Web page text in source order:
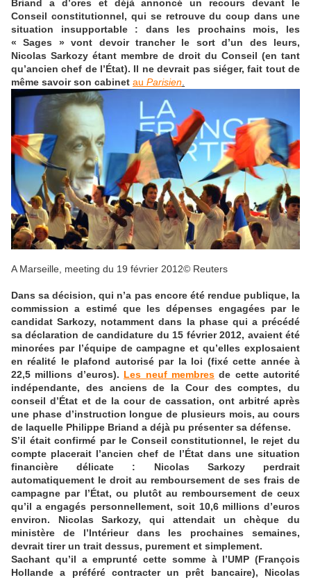
Briand a d’ores et déjà annoncé un recours devant le
Conseil constitutionnel, qui se retrouve du coup dans une
situation insupportable : dans les prochains mois, les
« Sages » vont devoir trancher le sort d’un des leurs,
Nicolas Sarkozy étant membre de droit du Conseil (en tant
qu’ancien chef de l’État). Il ne devrait pas siéger, fait tout de
même savoir son cabinet au Parisien
A Marseille, meeting du 19 février 2012© Reuters
Dans sa décision, qui n’a pas encore été rendue publique, la
commission a estimé que les dépenses engagées par le
candidat Sarkozy, notamment dans la phase qui a précédé
sa déclaration de candidature du 15 février 2012, avaient été
minorées par l’équipe de campagne et qu’elles explosaient
en réalité le plafond autorisé par la loi (fixé cette année à
22,5 millions d’euros). Les neuf membresde cette autorité
indépendante, des anciens de la Cour des comptes, du
conseil d’État et de la cour de cassation, ont arbitré après
une phase d’instruction longue de plusieurs mois, au cours
de laquelle Philippe Briand a déjà pu présenter sa défense.
S’il était confirmé par le Conseil constitutionnel, le rejet du
compte placerait l’ancien chef de l’État dans une situation
financière délicate : Nicolas Sarkozy perdrait
automatiquement le droit au remboursement de ses frais de
campagne par l’État, ou plutôt au remboursement de ceux
qu’il a engagés personnellement, soit 10,6 millions d’euros
environ. Nicolas Sarkozy, qui attendait un chèque du
ministère de l’Intérieur dans les prochaines semaines,
devrait tirer un trait dessus, purement et simplement.
Sachant qu’il a emprunté cette somme à l’UMP (François
Hollande a préféré contracter un prêt bancaire), Nicolas